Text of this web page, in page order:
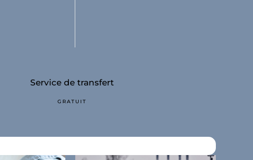
Service de transfert
GRATUIT